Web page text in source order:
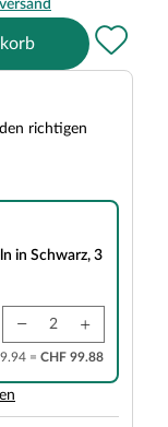
richtigen
in Schwarz, 3
= CHF 99.88